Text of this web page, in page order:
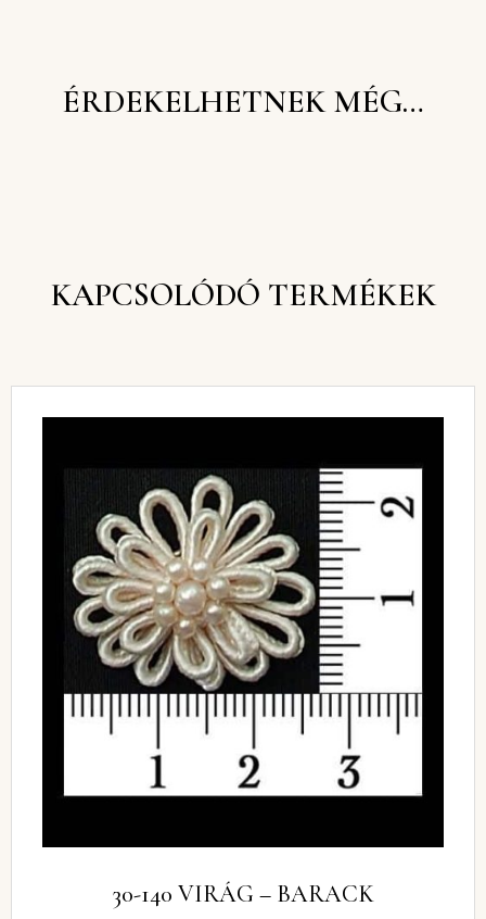
ÉRDEKELHETNEK MÉG…
KAPCSOLÓDÓ TERMÉKEK
30-140 VIRÁG – BARACK